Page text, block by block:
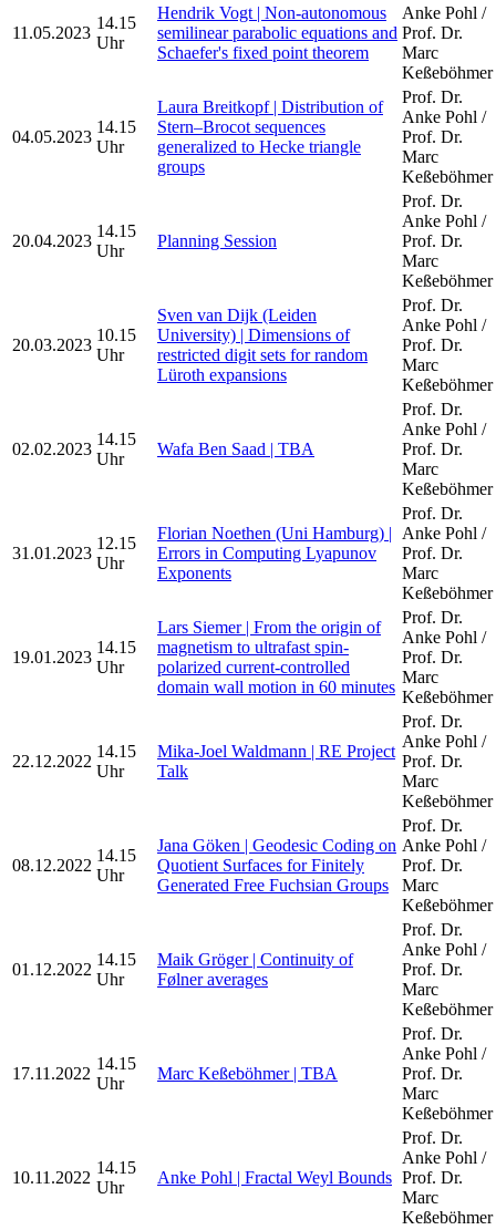
11.05.2023
14.15
Uhr
Hendrik Vogt | Non-autonomous
semilinear parabolic equations and
Schaefer's fixed point theorem
Anke Pohl /
Prof. Dr.
Marc
Keßeböhmer
04.05.2023
14.15
Uhr
Laura Breitkopf | Distribution of
Stern–Brocot sequences
generalized to Hecke triangle
groups
Prof. Dr.
Anke Pohl /
Prof. Dr.
Marc
Keßeböhmer
20.04.2023
14.15
Uhr
Planning Session
Prof. Dr.
Anke Pohl /
Prof. Dr.
Marc
Keßeböhmer
20.03.2023
10.15
Uhr
Sven van Dijk (Leiden
University) | Dimensions of
restricted digit sets for random
Lüroth expansions
Prof. Dr.
Anke Pohl /
Prof. Dr.
Marc
Keßeböhmer
02.02.2023
14.15
Uhr
Wafa Ben Saad | TBA
Prof. Dr.
Anke Pohl /
Prof. Dr.
Marc
Keßeböhmer
31.01.2023
12.15
Uhr
Florian Noethen (Uni Hamburg) |
Errors in Computing Lyapunov
Exponents
Prof. Dr.
Anke Pohl /
Prof. Dr.
Marc
Keßeböhmer
19.01.2023
14.15
Uhr
Lars Siemer | From the origin of
magnetism to ultrafast spin-
polarized current-controlled
domain wall motion in 60 minutes
Prof. Dr.
Anke Pohl /
Prof. Dr.
Marc
Keßeböhmer
22.12.2022
14.15
Uhr
Mika-Joel Waldmann | RE Project
Talk
Prof. Dr.
Anke Pohl /
Prof. Dr.
Marc
Keßeböhmer
08.12.2022
14.15
Uhr
Jana Göken | Geodesic Coding on
Quotient Surfaces for Finitely
Generated Free Fuchsian Groups
Prof. Dr.
Anke Pohl /
Prof. Dr.
Marc
Keßeböhmer
01.12.2022
14.15
Uhr
Maik Gröger | Continuity of
Følner averages
Prof. Dr.
Anke Pohl /
Prof. Dr.
Marc
Keßeböhmer
17.11.2022
14.15
Uhr
Marc Keßeböhmer | TBA
Prof. Dr.
Anke Pohl /
Prof. Dr.
Marc
Keßeböhmer
10.11.2022
14.15
Uhr
Anke Pohl | Fractal Weyl Bounds
Prof. Dr.
Anke Pohl /
Prof. Dr.
Marc
Keßeböhmer